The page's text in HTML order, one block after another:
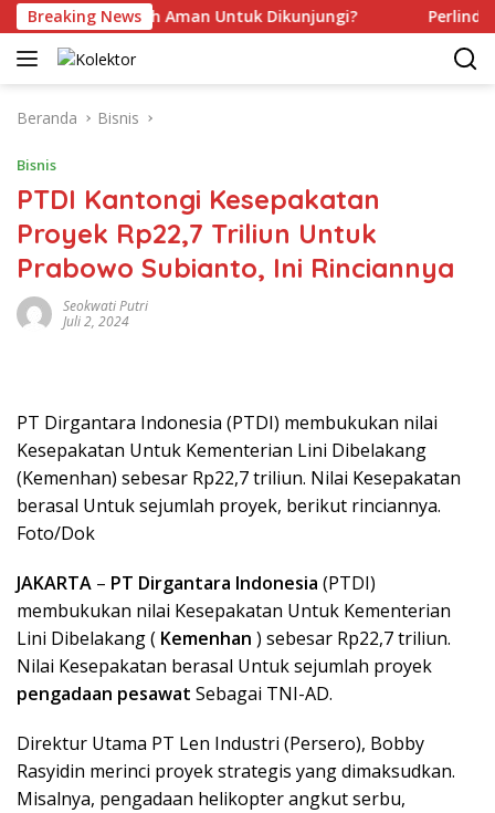
Langsung
ke
konten
Breaking News
Kamu Sudah Aman Untuk Dikunjungi?
Beranda Bisnis
Bisnis
PTDI Kantongi Kesepakatan
Proyek Rp22,7 Triliun Untuk
Prabowo Subianto, Ini Rinciannya
Seokwati Putri
Juli 2, 2024
PT Dirgantara Indonesia (PTDI) membukukan nilai
Kesepakatan Untuk Kementerian Lini Dibelakang
(Kemenhan) sebesar Rp22,7 triliun. Nilai Kesepakatan
berasal Untuk sejumlah proyek, berikut rinciannya.
Foto/Dok
JAKARTA – PT Dirgantara Indonesia (PTDI)
membukukan nilai Kesepakatan Untuk Kementerian
Lini Dibelakang ( Kemenhan ) sebesar Rp22,7 triliun.
Nilai Kesepakatan berasal Untuk sejumlah proyek
pengadaan pesawat Sebagai TNI-AD.
Direktur Utama PT Len Industri (Persero), Bobby
Rasyidin merinci proyek strategis yang dimaksudkan.
Misalnya, pengadaan helikopter angkut serbu,